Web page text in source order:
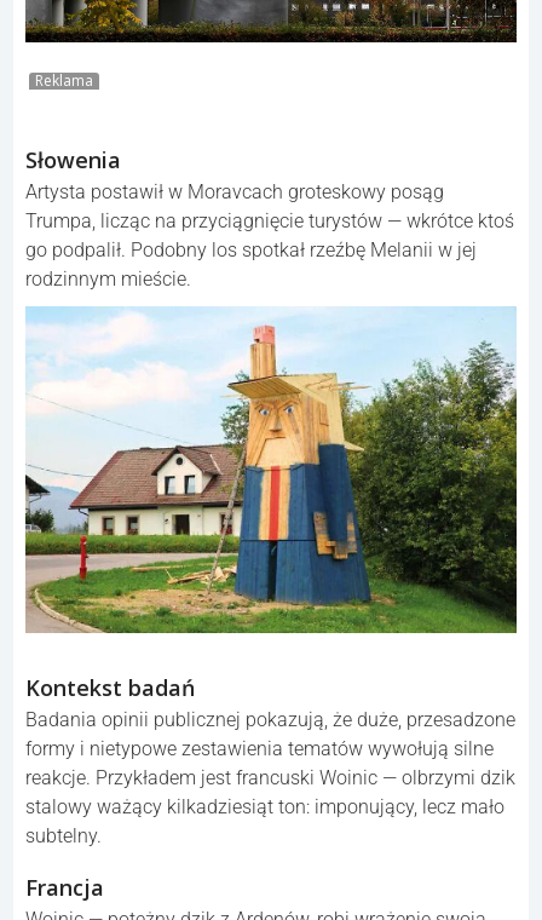
Reklama
Słowenia
Artysta postawił w Moravcach groteskowy posąg
Trumpa, licząc na przyciągnięcie turystów — wkrótce ktoś
go podpalił. Podobny los spotkał rzeźbę Melanii w jej
rodzinnym mieście.
Kontekst badań
Badania opinii publicznej pokazują, że duże, przesadzone
formy i nietypowe zestawienia tematów wywołują silne
reakcje. Przykładem jest francuski Woinic — olbrzymi dzik
stalowy ważący kilkadziesiąt ton: imponujący, lecz mało
subtelny.
Francja